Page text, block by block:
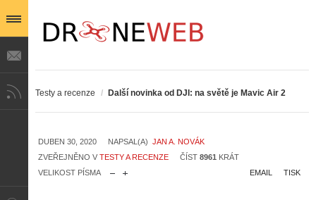
Testy a recenze / Další novinka od DJI: na světě je Mavic Air 2
DUBEN 30, 2020 NAPSAL(A) JAN A. NOVÁK
ZVEŘEJNĚNO V TESTY A RECENZE ČÍST 8961 KRÁT
VELIKOST PÍSMA
TISK
EMAIL